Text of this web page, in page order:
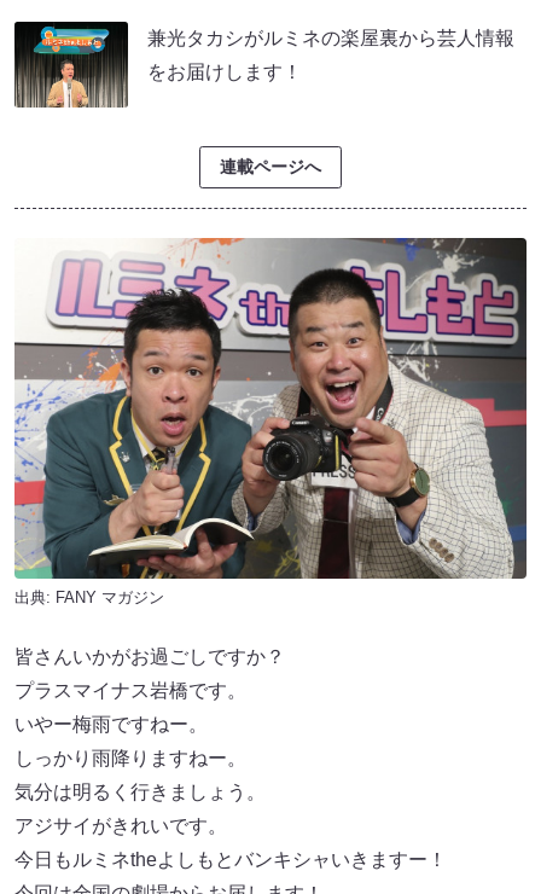
兼光タカシがルミネの楽屋裏から芸人情報
をお届けします！
連載ページへ
出典: FANY マガジン
皆さんいかがお過ごしですか？
プラスマイナス岩橋です。
いやー梅雨ですねー。
しっかり雨降りますねー。
気分は明るく行きましょう。
アジサイがきれいです。
今日もルミネtheよしもとバンキシャいきますー！